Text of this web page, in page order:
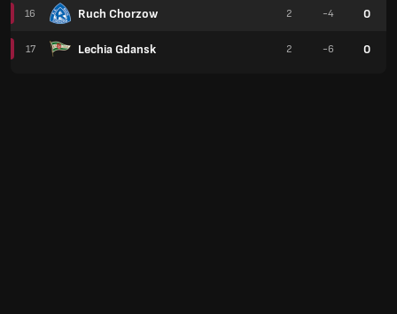
16 Ruch Chorzow
17 Lechia Gdansk
2 -4 0
2 -6 0